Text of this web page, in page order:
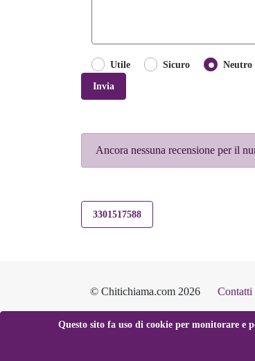
Utile Sicuro Neutro
Invia
Ancora nessuna recensione per il
3301517588
© Chitichiama.com 2026 Contatti
Questo sito fa uso di cookie per monitorare e